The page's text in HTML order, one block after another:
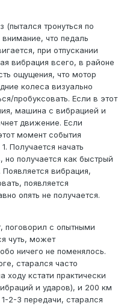
(пытался тронуться по
что педаль
при отпускании
вибрация всего, в районе
ощущения, что мотор
колеса визуально
пробуксовать. Если в этот
машина с вибрацией и
движение. Если
момент события
Получается начать
получается как быстрый
Появляется вибрация,
появляется
опять не получается.
поговорил с опытными
чуть, может
ничего не поменялось.
старался часто
ходу кстати практически
и ударов), и 200 км
2-3 передачи, старался